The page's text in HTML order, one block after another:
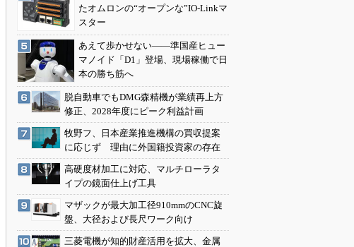
たオムロンの“オープンな”IO-Linkマ
スター
あえて歩かせない――準国産ヒュー
マノイド「D1」登場、現場稼働で日
本の勝ち筋へ
脱自動車でもDMG森精機が業績再上方
修正、2028年度にピーク利益計画
牧野フ、日本産業推進機構の買収提案
に応じず 理由に外国籍投資家の存在
高硬度材加工に対応、マルチローラタ
イプの鏡面仕上げ工具
マザックが最大加工径910mmのCNC旋
盤、大径および長尺ワーク向け
三菱電機が知的財産活用を拡大、金属